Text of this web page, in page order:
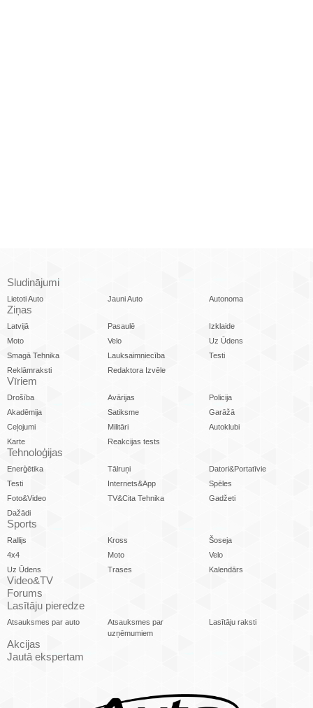
Sludinājumi
Lietoti Auto Jauni Auto Autonoma
Ziņas
Latvijā Pasaulē
Izklaide
Moto
Velo
Uz Ūdens
Smagā Tehnika
Lauksaimniecība
Testi
Reklāmraksti
Redaktora Izvēle
Vīriem
Drošība Avārijas
Policija
Akadēmija
Satiksme
Garāžā
Ceļojumi
Militāri
Autoklubi
Karte
Reakcijas tests
Tehnoloģijas
Enerģētika Tālruņi
Datori&Portatīvie
Testi
Internets&App
Spēles
Foto&Video
TV&Cita Tehnika
Gadžeti
Dažādi
Sports
Rallijs Kross
Šoseja
4x4
Moto
Velo
Uz Ūdens
Trases Kalendārs
Video&TV
Forums
Lasītāju pieredze
Atsauksmes par auto
Atsauksmes par
uzņēmumiem
Lasītāju raksti
Akcijas
Jautā ekspertam